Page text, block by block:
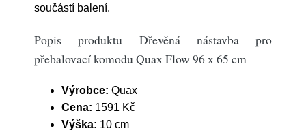
součástí balení.
Popis produktu Dřevěná nástavba pro
přebalovací komodu Quax Flow 96 x 65 cm
Výrobce: Quax
Cena: 1591 Kč
Výška: 10 cm